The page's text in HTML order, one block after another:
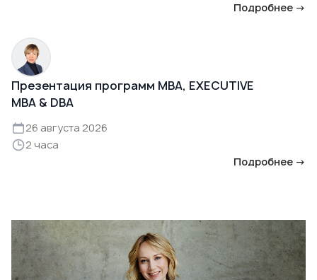
Подробнее →
Презентация программ MBA, EXECUTIVE
MBA & DBA
26 августа 2026
2 часа
Подробнее →